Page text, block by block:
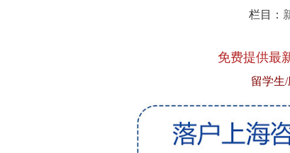
栏目：
免费提供最
留学生